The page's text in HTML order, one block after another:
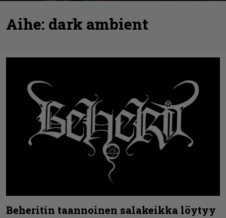
Aihe: dark ambient
Beheritin taannoinen salakeikka löytyy